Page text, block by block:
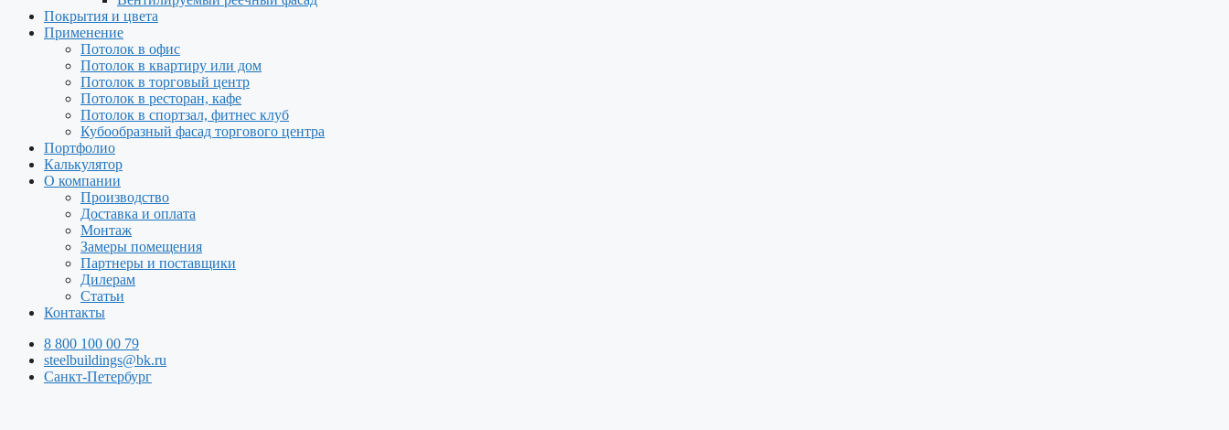
Покрытия и цвета
Применение
Потолок в офис
Потолок в квартиру или дом
Потолок в торговый центр
Потолок в ресторан, кафе
Потолок в спортзал, фитнес клуб
Кубообразный фасад торгового центра
Портфолио
Калькулятор
О компании
Производство
Доставка и оплата
Монтаж
Замеры помещения
Партнеры и поставщики
Дилерам
Статьи
Контакты
8 800 100 00 79
steelbuildings@bk.ru
Санкт-Петербург